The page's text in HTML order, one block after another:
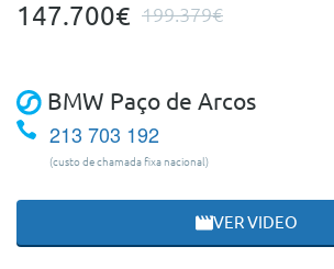
147.700€ 199.379€
BMW Paço de Arcos
213 703 192
(custo de chamada fixa nacional)
VER VIDEO